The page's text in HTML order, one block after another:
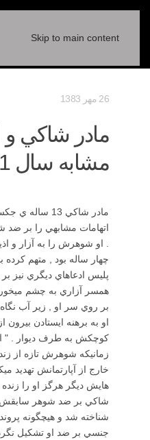
Skip to main content
26 مهر 1383
مادر شاكي و
مشابه سال 2001
اتهامات مشابهي را بر
. او شوهرش را به آزار و
چهار ساله بود , متهم كرده
پليس ادعاهاي ديگري نيز
همسر آزاري به چشم
بر روي سر او , زير آب
او به برهنه ايستادن
كوچكش به طرف ديوار . "
زمانيكه شوهرش تازه از
خارج از آپارتمانش تهديد
هايش ديگر هرگز او را زنده
شاكي بر ضد شوهر سابقش
شناخته شد و هيچگونه
جنسي بر ضد او تشكيل